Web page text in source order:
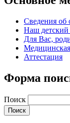
Сведения об
Наш детский
Для Вас,
Аттестация
Форма
Поиск